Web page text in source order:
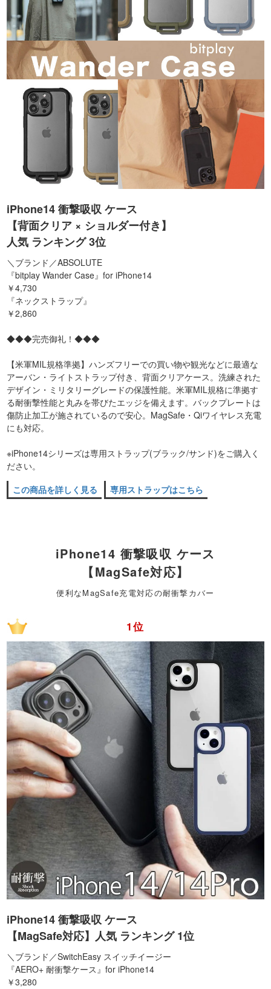
iPhone14 衝撃吸収 ケース
【背面クリア × ショルダー付き】
人気 ランキング 3位
＼ブランド／ABSOLUTE
『bitplay Wander Case』for iPhone14
￥4,730
『ネックストラップ』
￥2,860
◆◆◆完売御礼！◆◆◆
【米軍MIL規格準拠】ハンズフリーでの買い物や観光などに最適な
アーバン・ライトストラップ付き、背面クリアケース。洗練された
デザイン・ミリタリーグレードの保護性能。米軍MIL規格に準拠す
る耐衝撃性能と丸みを帯びたエッジを備えます。バックプレートは
傷防止加工が施されているので安心。MagSafe・Qiワイヤレス充電
にも対応。
※iPhone14シリーズは専用ストラップ(ブラック/サンド)をご購入く
ださい。
この商品を詳しく見る
専用ストラップはこちら
iPhone14 衝撃吸収 ケース
【MagSafe対応】
便利なMagSafe充電対応の耐衝撃カバー
1位
iPhone14 衝撃吸収 ケース
【MagSafe対応】人気 ランキング 1位
＼ブランド／SwitchEasy スイッチイージー
『AERO+ 耐衝撃ケース』for iPhone14
￥3,280